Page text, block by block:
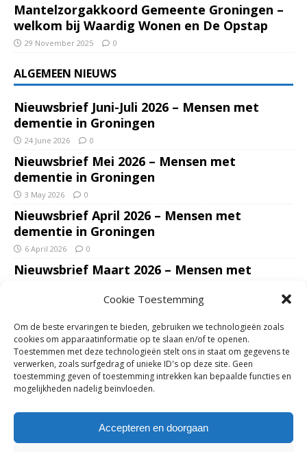
Cookie Toestemming
Om de beste ervaringen te bieden, gebruiken we technologieën zoals
cookies om apparaatinformatie op te slaan en/of te openen.
Toestemmen met deze technologieën stelt ons in staat om gegevens te
verwerken, zoals surfgedrag of unieke ID's op deze site. Geen
toestemming geven of toestemming intrekken kan bepaalde functies en
mogelijkheden nadelig beïnvloeden.
Accepteren en doorgaan
Mantelzorgakkoord Gemeente Groningen –
welkom bij Waardig Wonen en De Opstap
29 November 2025 0
ALGEMEEN NIEUWS
Nieuwsbrief Juni-Juli 2026 – Mensen met
dementie in Groningen
24 June 2026 0
Nieuwsbrief Mei 2026 – Mensen met
dementie in Groningen
3 May 2026 0
Nieuwsbrief April 2026 – Mensen met
dementie in Groningen
6 April 2026 0
Nieuwsbrief Maart 2026 – Mensen met
Nieuwsbrief Januari – Februari 2026 – Mensen
met dementie in Groningen
7 February 2026 0
Ondersteun mantelzorgers – gun hun een
adempauze in De Opstap. Inzamelingsactie
voor De Opstap gestart op GoFundMe
0